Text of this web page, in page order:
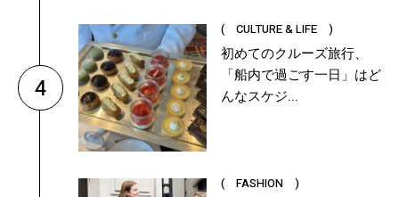
4
( CULTURE & LIFE )
初めてのクルーズ旅行、
「船内で過ごす一日」はど
んなスケジ...
( FASHION )